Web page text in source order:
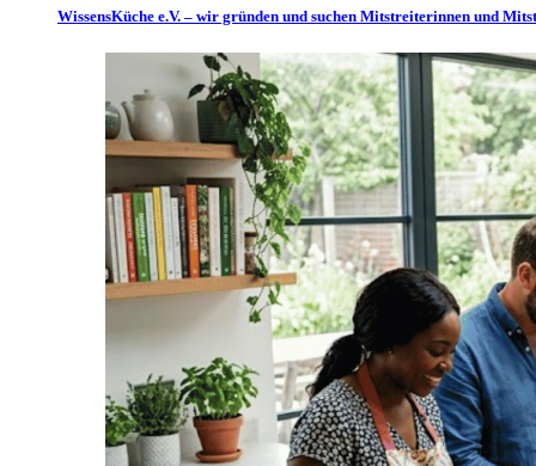
WissensKüche e.V. – wir gründen und suchen Mitstreiterinnen und